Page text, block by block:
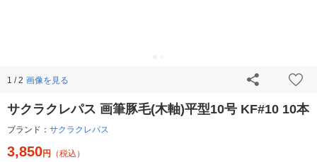
1 / 2 画像を見る
サクラクレパス 画筆豚毛(木軸)平型10号 KF#10 10本
ブランド： サクラクレパス
3,850円
（税込）